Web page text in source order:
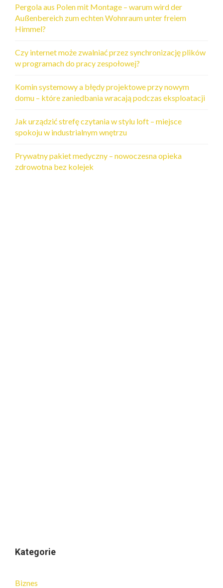
Pergola aus Polen mit Montage – warum wird der
Außenbereich zum echten Wohnraum unter freiem
Himmel?
Czy internet może zwalniać przez synchronizację plików
w programach do pracy zespołowej?
Komin systemowy a błędy projektowe przy nowym
domu – które zaniedbania wracają podczas eksploatacji
Jak urządzić strefę czytania w stylu loft – miejsce
spokoju w industrialnym wnętrzu
Prywatny pakiet medyczny – nowoczesna opieka
zdrowotna bez kolejek
Kategorie
Biznes